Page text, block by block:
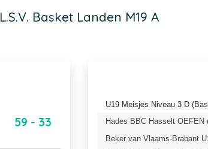
L.S.V. Basket Landen M19 A
59 - 33
U19 Meisjes Niveau 3 D
Hades BBC Hasselt OEFEN
Beker van Vlaams-Brabant